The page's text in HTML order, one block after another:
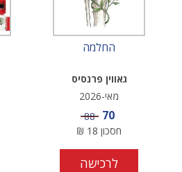
החלמה
גאווין פרנסיס
מאי-2026
מחיר מבצע
70 מחיר
88
חסכון 18
₪
לרכישה